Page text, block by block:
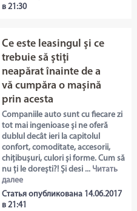
в 21:30
Ce este leasingul şi ce
trebuie să ştiţi
neapărat înainte de a
vă cumpăra o maşină
prin acesta
Companiile auto sunt cu fiecare zi
tot mai ingenioase și ne oferă
dublul decât ieri la capitolul
confort, comoditate, accesorii,
chițibușuri, culori și forme. Cum să
nu ți le dorești?! Și desi ... Читать
далее
Статья опубликована 14.06.2017
в 21:41